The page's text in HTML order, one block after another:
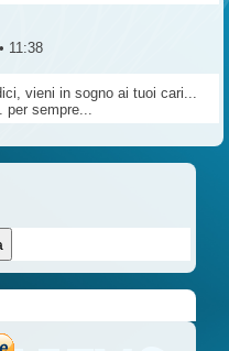
11:38
vieni in sogno ai tuoi cari...
per sempre...